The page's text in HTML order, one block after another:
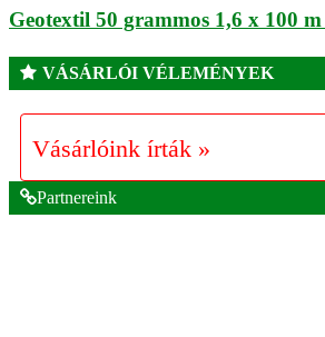
Geotextil 50 grammos 1,6 x 100
VÁSÁRLÓI VÉLEMÉNYEK
Vásárlóink írták »
Partnereink